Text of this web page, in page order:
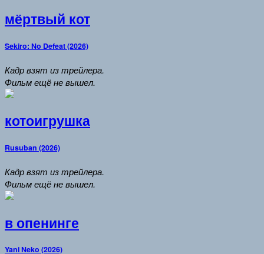
мёртвый кот
Sekiro: No Defeat (2026)
Кадр взят из трейлера.
Фильм ещё не вышел.
котоигрушка
Rusuban (2026)
Кадр взят из трейлера.
Фильм ещё не вышел.
в опенинге
Yani Neko (2026)